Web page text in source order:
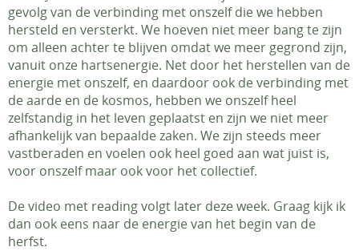
gevolg van de verbinding met onszelf die we hebben
hersteld en versterkt. We hoeven niet meer bang te zijn
om alleen achter te blijven omdat we meer gegrond zijn,
vanuit onze hartsenergie. Net door het herstellen van de
energie met onszelf, en daardoor ook de verbinding met
de aarde en de kosmos, hebben we onszelf heel
zelfstandig in het leven geplaatst en zijn we niet meer
afhankelijk van bepaalde zaken. We zijn steeds meer
vastberaden en voelen ook heel goed aan wat juist is,
voor onszelf maar ook voor het collectief.
De video met reading volgt later deze week. Graag kijk ik
dan ook eens naar de energie van het begin van de
herfst.